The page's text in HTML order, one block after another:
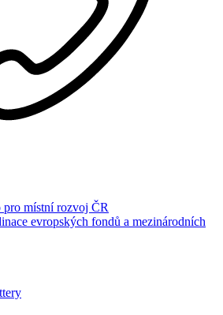
pro místní rozvoj ČR
evropských fondů a mezinárodních